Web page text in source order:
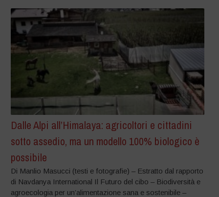
Dalle Alpi all’Himalaya: agricoltori e cittadini
sotto assedio, ma un modello 100% biologico è
possibile
Di Manlio Masucci (testi e fotografie) – Estratto dal rapporto
di Navdanya International Il Futuro del cibo – Biodiversità e
agroecologia per un’alimentazione sana e sostenibile –